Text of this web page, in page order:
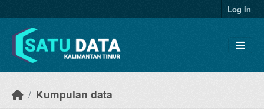
Log in
Kumpulan data